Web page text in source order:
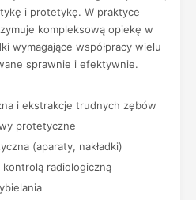
i protetykę. W praktyce
kompleksową opiekę w
wymagające współpracy wielu
sprawnie i efektywnie.
i ekstrakcje trudnych zębów
protetyczne
(aparaty, nakładki)
kontrolą radiologiczną